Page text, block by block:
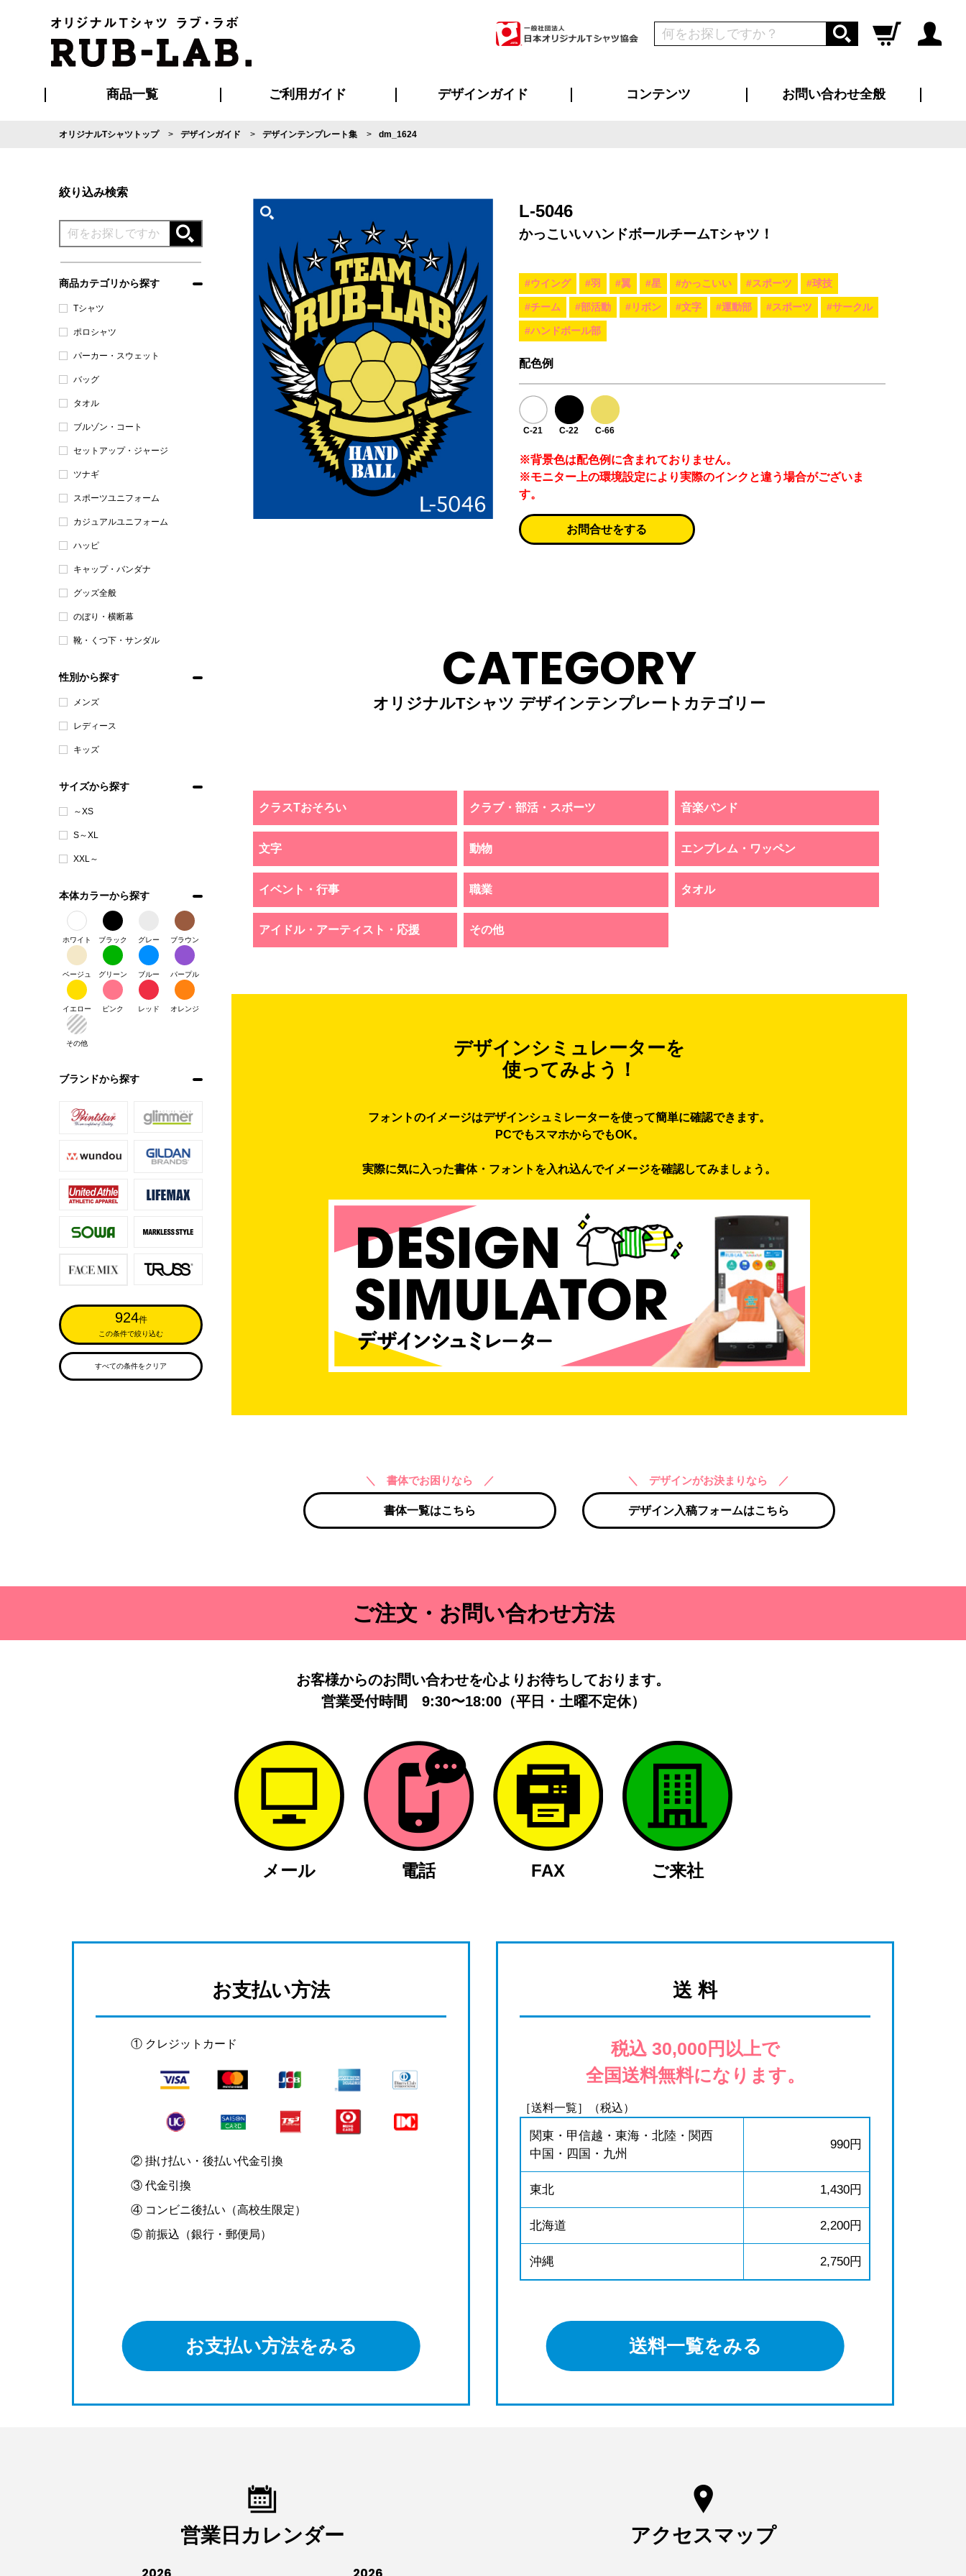
ログイン
商品一覧 ご利用ガイド
ご利用ガイド
はじめての方へ
再注文の方へ
お支払い方法について
割引まとめページ
発送・特急サービスについて
版の保管期限について
マイページ会員のメリット
よくあるご質問
デザインガイド コンテンツ お問い合わせ全般
オリジナルTシャツトップ デザインガイド デザインテンプレート集 dm_1624
絞り込み検索
商品カテゴリから探す
Tシャツ
ポロシャツ
パーカー・スウェット
バッグ
タオル
ブルゾン・コート
セットアップ・ジャージ
ツナギ
スポーツユニフォーム
カジュアルユニフォーム
ハッピ
キャップ・バンダナ
グッズ全般
のぼり・横断幕
靴・くつ下・サンダル
性別から探す
メンズ
レディース
キッズ
サイズから探す
～XS
S～XL
XXL～
本体カラーから探す
ホワイト ブラック グレー ブラウン
ベージュ グリーン ブルー パープル
イエロー ピンク レッド オレンジ
その他
ブランドから探す
924件
この条件で絞り込む
すべての条件をクリア
L-5046
かっこいいハンドボールチームTシャツ！
#ウイング #羽 #翼 #星 #かっこいい #スポーツ #球技
#チーム #部活動 #リボン #文字 #運動部 #スポーツ #サークル
#ハンドボール部
配色例
C-21 C-22 C-66
※背景色は配色例に含まれておりません。
※モニター上の環境設定により実際のインクと違う場合がございま
す。
お問合せをする
CATEGORY
オリジナルTシャツ デザインテンプレートカテゴリー
クラスTおそろい クラブ・部活・スポーツ 音楽バンド
文字 動物 エンブレム・ワッペン
イベント・行事 職業 タオル
アイドル・アーティスト・応援 その他
デザインシミュレーターを
使ってみよう！
フォントのイメージはデザインシュミレーターを使って簡単に確認できます。
PCでもスマホからでもOK。
実際に気に入った書体・フォントを入れ込んでイメージを確認してみましょう。
＼ 書体でお困りなら ／
書体一覧はこちら
＼ デザインがお決まりなら ／
デザイン入稿フォームはこちら
ご注文・お問い合わせ方法
お客様からのお問い合わせを心よりお待ちしております。
営業受付時間 9:30〜18:00（平日・土曜不定休）
メール 電話 FAX ご来社
お支払い方法
① クレジットカード
② 掛け払い・後払い代金引換
③ 代金引換
④ コンビニ後払い（高校生限定）
⑤ 前振込（銀行・郵便局）
お支払い方法をみる
送 料
税込 30,000円以上で
全国送料無料になります。
［送料一覧］（税込）
関東・甲信越・東海・北陸・関西
中国・四国・九州
990円
東北 1,430円
北海道 2,200円
沖縄 2,750円
送料一覧をみる
営業日カレンダー アクセスマップ